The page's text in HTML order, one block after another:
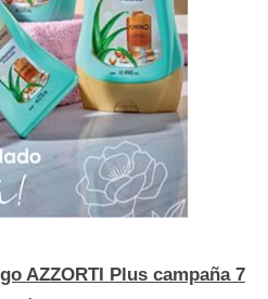
AZZORTI Plus campaña 7